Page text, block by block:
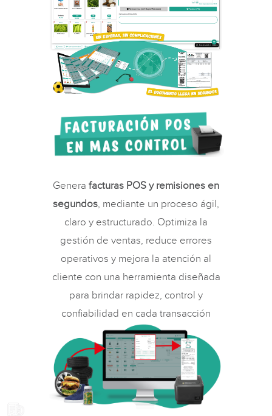
Genera facturas POS y remisiones en
segundos, mediante un proceso ágil,
claro y estructurado. Optimiza la
gestión de ventas, reduce errores
operativos y mejora la atención al
cliente con una herramienta diseñada
para brindar rapidez, control y
confiabilidad en cada transacción